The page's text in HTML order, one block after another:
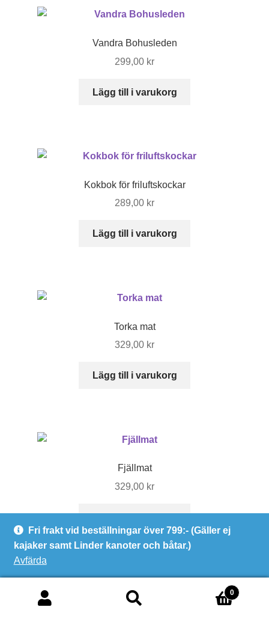
Fri frakt vid beställningar över 799:- (Gäller ej
kajaker samt Linder kanoter och båtar.)
Avfärda
Vandra Bohusleden
299,00 kr
Lägg till i varukorg
Kokbok för friluftskockar
289,00 kr
Lägg till i varukorg
Torka mat
329,00 kr
Lägg till i varukorg
Fjällmat
329,00 kr
0